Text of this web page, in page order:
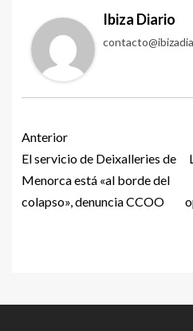
Ibiza Diario
Anterior
El servicio de Deixalleries de
Menorca está «al borde del
colapso», denuncia CCOO